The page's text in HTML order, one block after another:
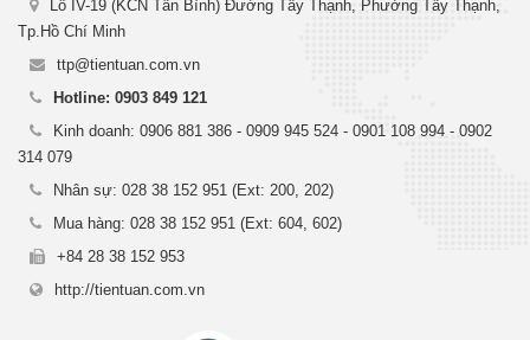
Lô IV-19 (KCN Tân Bình) Đường Tây Thạnh, Phường Tây Thạnh,
Tp.Hồ Chí Minh
ttp@tientuan.com.vn
Hotline: 0903 849 121
Kinh doanh: 0906 881 386 - 0909 945 524 - 0901 108 994 - 0902
314 079
Nhân sự: 028 38 152 951 (Ext: 200, 202)
Mua hàng: 028 38 152 951 (Ext: 604, 602)
+84 28 38 152 953
http://tientuan.com.vn